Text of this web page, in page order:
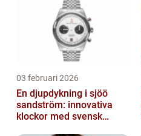
03 februari 2026
En djupdykning i sjöö
sandström: innovativa
klockor med svensk